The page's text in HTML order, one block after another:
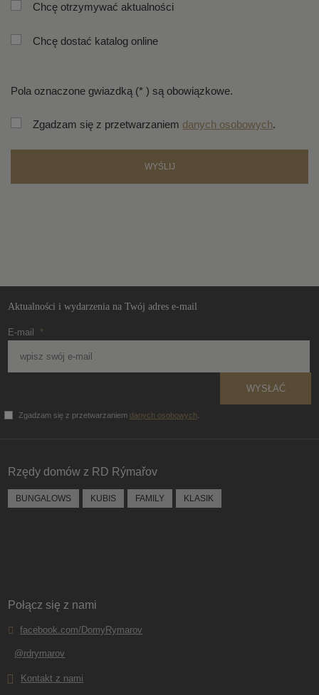
Chcę otrzymywać aktualności
Chcę dostać katalog online
Pola oznaczone gwiazdką (* ) są obowiązkowe.
Zgadzam się z przetwarzaniem danych osobowych.
WYŚLIJ
Aktualności i wydarzenia na Twój adres e-mail
E-mail *
WYSŁAĆ
Zgadzam się z przetwarzaniem danych osobowych
wysłany
Rzędy domów z RD Rýmařov
BUNGALOWS KUBIS FAMILY KLASIK
Połącz się z nami
facebook.com/DomyRymarov
@rdrymarov
Kontakt z nami